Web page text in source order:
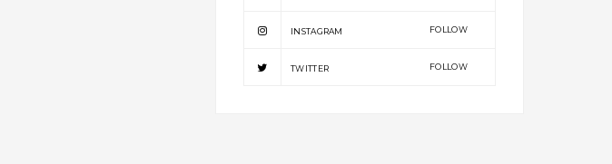
INSTAGRAM FOLLOW
TWITTER FOLLOW